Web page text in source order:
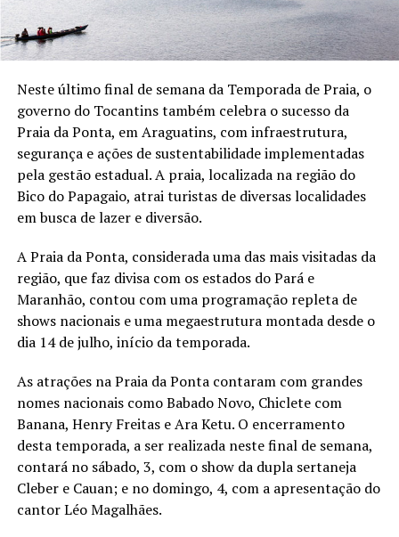
Neste último final de semana da Temporada de Praia, o
governo do Tocantins também celebra o sucesso da
Praia da Ponta, em Araguatins, com infraestrutura,
segurança e ações de sustentabilidade implementadas
pela gestão estadual. A praia, localizada na região do
Bico do Papagaio, atrai turistas de diversas localidades
em busca de lazer e diversão.
A Praia da Ponta, considerada uma das mais visitadas da
região, que faz divisa com os estados do Pará e
Maranhão, contou com uma programação repleta de
shows nacionais e uma megaestrutura montada desde o
dia 14 de julho, início da temporada.
As atrações na Praia da Ponta contaram com grandes
nomes nacionais como Babado Novo, Chiclete com
Banana, Henry Freitas e Ara Ketu. O encerramento
desta temporada, a ser realizada neste final de semana,
contará no sábado, 3, com o show da dupla sertaneja
Cleber e Cauan; e no domingo, 4, com a apresentação do
cantor Léo Magalhães.